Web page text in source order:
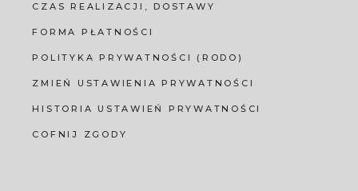
CZAS REALIZACJI, DOSTAWY
FORMA PŁATNOŚCI
POLITYKA PRYWATNOŚCI (RODO)
ZMIEŃ USTAWIENIA PRYWATNOŚCI
HISTORIA USTAWIEŃ PRYWATNOŚCI
COFNIJ ZGODY